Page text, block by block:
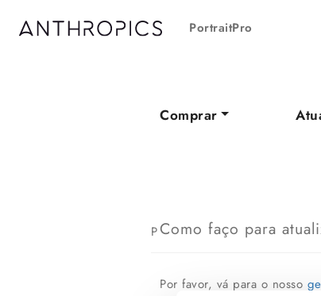
PortraitPro
Comprar
PComo faço para
Por favor, vá para o nosso